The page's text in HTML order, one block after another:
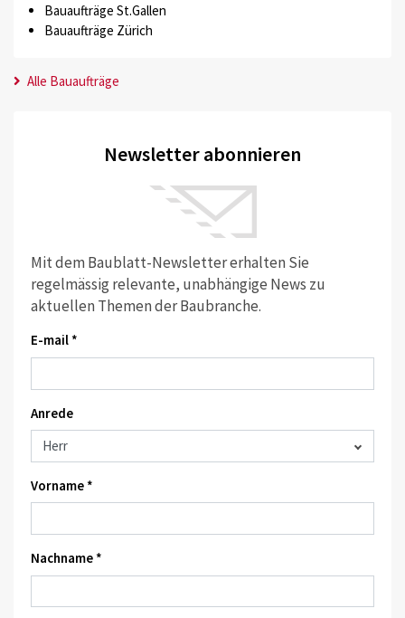
Bauaufträge St.Gallen
Bauaufträge Zürich
Alle Bauaufträge
Newsletter abonnieren
Mit dem Baublatt-Newsletter erhalten Sie
regelmässig relevante, unabhängige News zu
aktuellen Themen der Baubranche.
E-mail *
Anrede
Vorname *
Nachname *